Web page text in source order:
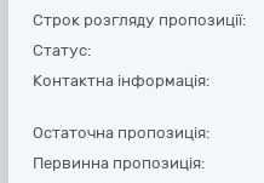
Строк розгляду пропозиції:
Статус:
Контактна інформація:
Остаточна пропозиція:
Первинна пропозиція: